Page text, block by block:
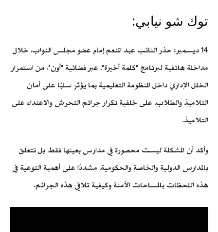
توك شو نيابي:
14 ديسمبر: حذر النائب عبد المنعم إمام عضو مجلس النواب، خلال
مداخلة هاتفية لبرنامج "كلمة أخيرة"، عبر فضائية "أون"، من استمرار
الخلل الإداري داخل المنظومة التعليمية بما يؤثر سلبًا على أمان
التلاميذ والطلاب، على خلفية تكرار جرائم التحرش والاعتداء على
التلاميذ.
وأكد أن المشكلة ليست محصورة في مدارس بعينها فقط، بل تتعلق
بالمدارس الدولية والخاصة والحكومية، مشددًا على أهمية التوعية في
هذه اللحظات بالمساحات الآمنة وكيفية تلافي هذه الجرائم.